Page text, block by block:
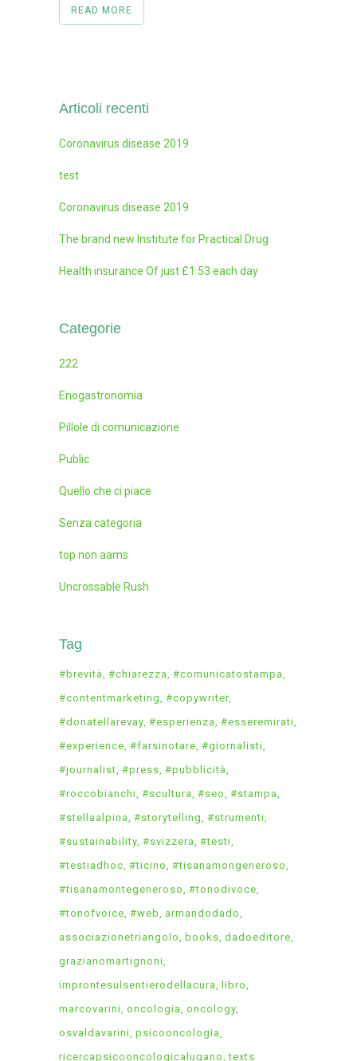
READ MORE
Articoli recenti
Coronavirus disease 2019
test
Coronavirus disease 2019
The brand new Institute for Practical Drug
Health insurance Of just £1 53 each day
Categorie
222
Enogastronomia
Pillole di comunicazione
Public
Quello che ci piace
Senza categoria
top non aams
Uncrossable Rush
Tag
#brevità #chiarezza #comunicatostampa
#contentmarketing #copywriter
#donatellarevay #esperienza #esseremirati
#experience #farsinotare #giornalisti
#journalist #press #pubblicità
#roccobianchi #scultura #seo #stampa
#stellaalpina #storytelling #strumenti
#sustainability #svizzera #testi
#testiadhoc #ticino #tisanamongeneroso
#tisanamontegeneroso #tonodivoce
#tonofvoice #web
armandodado
associazionetriangolo books dadoeditore
grazianomartignoni
improntesulsentierodellacura libro
marcovarini oncologia oncology
osvaldavarini psicooncologia
ricercapsicooncologicalugano texts